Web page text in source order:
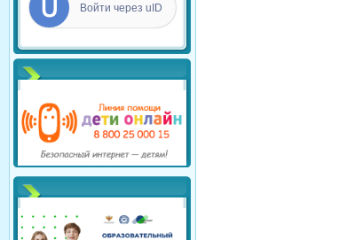
Войти через uID